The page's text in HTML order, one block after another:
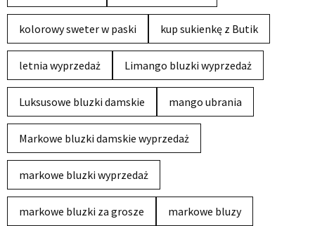
kolorowy sweter w paski kup sukienkę z Butik
letnia wyprzedaż Limango bluzki wyprzedaż
Luksusowe bluzki damskie mango ubrania
Markowe bluzki damskie wyprzedaż
markowe bluzki wyprzedaż
markowe bluzki za grosze markowe bluzy